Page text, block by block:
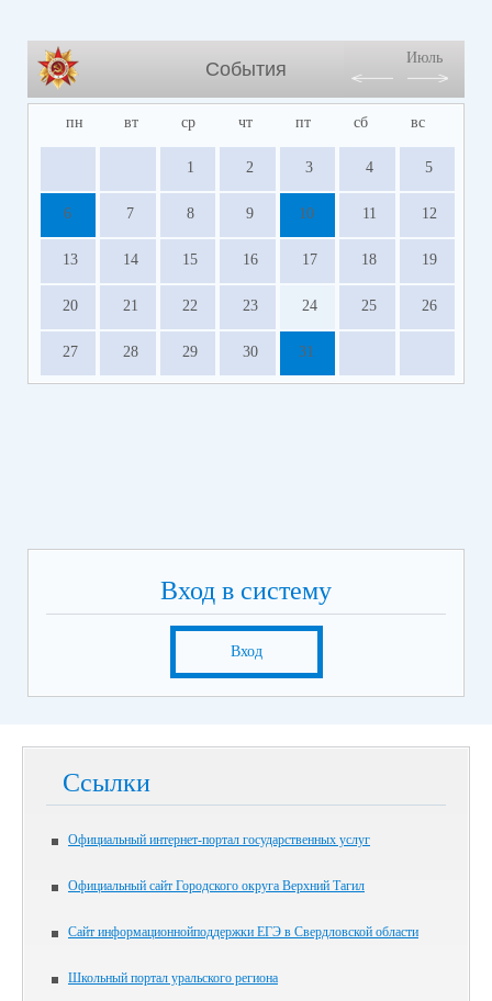
События
Июль
пн вт ср чт пт сб вс
1 2 3 4 5
6 7 8 9 10 11 12
13 14 15 16 17 18 19
20 21 22 23 24 25 26
27 28 29 30 31
Вход в систему
Вход
Ссылки
Официальный интернет-портал государственных услуг
Официальный сайт Городского округа Верхний Тагил
Сайт информационнойподдержки ЕГЭ в Свердловской области
Школьный портал уральского региона